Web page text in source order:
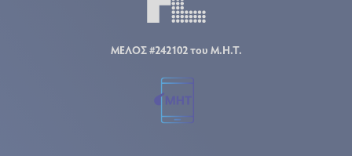
ΜΕΛΟΣ #242102 του Μ.Η.Τ.